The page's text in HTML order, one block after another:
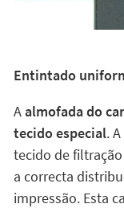
Entintado
Aalmofada do
tecido especial.
tecido de
a correcta
impressão. Esta